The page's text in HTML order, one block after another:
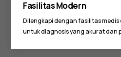
Fasilitas Modern
Dilengkapi dengan fasilitas
untuk diagnosis yang akurat dan